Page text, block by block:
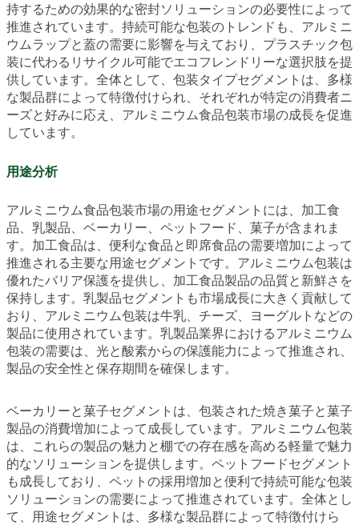
持するための効果的な密封ソリューションの必要性によって
推進されています。持続可能な包装のトレンドも、アルミニ
ウムラップと蓋の需要に影響を与えており、プラスチック包
装に代わるリサイクル可能でエコフレンドリーな選択肢を提
供しています。全体として、包装タイプセグメントは、多様
な製品群によって特徴付けられ、それぞれが特定の消費者ニ
ーズと好みに応え、アルミニウム食品包装市場の成長を促進
しています。
用途分析
アルミニウム食品包装市場の用途セグメントには、加工食
品、乳製品、ベーカリー、ペットフード、菓子が含まれま
す。加工食品は、便利な食品と即席食品の需要増加によって
推進される主要な用途セグメントです。アルミニウム包装は
優れたバリア保護を提供し、加工食品製品の品質と新鮮さを
保持します。乳製品セグメントも市場成長に大きく貢献して
おり、アルミニウム包装は牛乳、チーズ、ヨーグルトなどの
製品に使用されています。乳製品業界におけるアルミニウム
包装の需要は、光と酸素からの保護能力によって推進され、
製品の安全性と保存期間を確保します。
ベーカリーと菓子セグメントは、包装された焼き菓子と菓子
製品の消費増加によって成長しています。アルミニウム包装
は、これらの製品の魅力と棚での存在感を高める軽量で魅力
的なソリューションを提供します。ペットフードセグメント
も成長しており、ペットの採用増加と便利で持続可能な包装
ソリューションの需要によって推進されています。全体とし
て、用途セグメントは、多様な製品群によって特徴付けら